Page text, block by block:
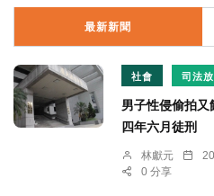
最新新聞
社會 司法
男子性侵偷拍
四年六月徒刑
林獻元
0 分享